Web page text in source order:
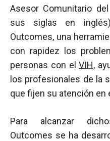
Asesor Comunitario
sus siglas en
Outcomes, una
con rapidez los
personas con elVIH,
los profesionales de la
que fijen su atención en
Para alcanzar
Outcomes se ha